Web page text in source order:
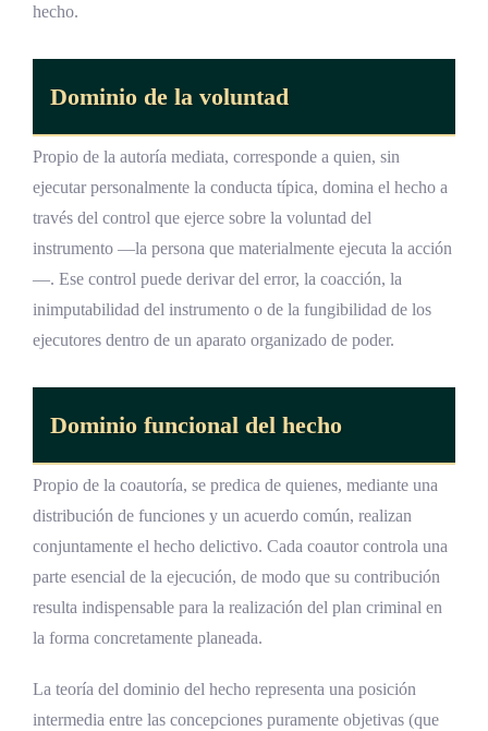
hecho.
Dominio de la voluntad
Propio de la autoría mediata, corresponde a quien, sin
ejecutar personalmente la conducta típica, domina el hecho a
través del control que ejerce sobre la voluntad del
instrumento —la persona que materialmente ejecuta la acción
—. Ese control puede derivar del error, la coacción, la
inimputabilidad del instrumento o de la fungibilidad de los
ejecutores dentro de un aparato organizado de poder.
Dominio funcional del hecho
Propio de la coautoría, se predica de quienes, mediante una
distribución de funciones y un acuerdo común, realizan
conjuntamente el hecho delictivo. Cada coautor controla una
parte esencial de la ejecución, de modo que su contribución
resulta indispensable para la realización del plan criminal en
la forma concretamente planeada.
La teoría del dominio del hecho representa una posición
intermedia entre las concepciones puramente objetivas (que